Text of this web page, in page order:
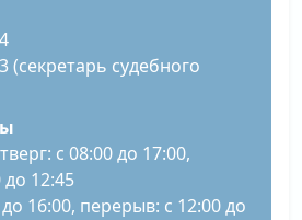
(секретарь судебного
с 08:00 до 17:00,
12:45
16:00, перерыв: с 12:00 до